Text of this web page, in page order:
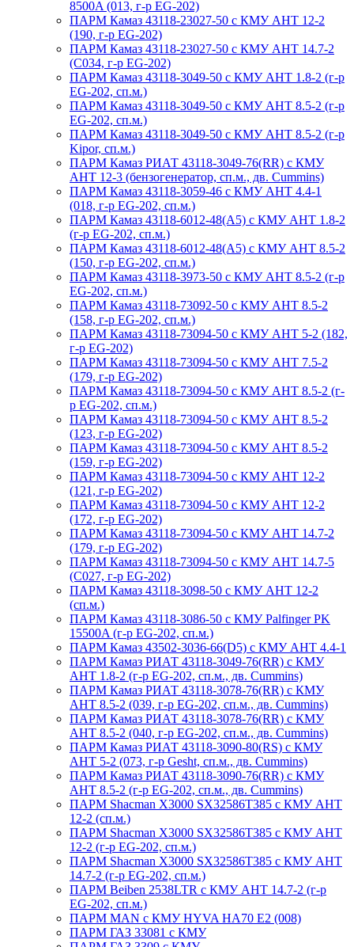
8500A (013, г-р EG-202)
ПАРМ Камаз 43118-23027-50 с КМУ АНТ 12-2
(190, г-р EG-202)
ПАРМ Камаз 43118-23027-50 с КМУ АНТ 14.7-2
(С034, г-р EG-202)
ПАРМ Камаз 43118-3049-50 с КМУ АНТ 1.8-2 (г-р
EG-202, сп.м.)
ПАРМ Камаз 43118-3049-50 с КМУ АНТ 8.5-2 (г-р
EG-202, сп.м.)
ПАРМ Камаз 43118-3049-50 с КМУ АНТ 8.5-2 (г-р
Kipor, сп.м.)
ПАРМ Камаз РИАТ 43118-3049-76(RR) с КМУ
АНТ 12-3 (бензогенератор, сп.м., дв. Cummins)
ПАРМ Камаз 43118-3059-46 с КМУ АНТ 4.4-1
(018, г-р EG-202, сп.м.)
ПАРМ Камаз 43118-6012-48(А5) с КМУ АНТ 1.8-2
(г-р EG-202, сп.м.)
ПАРМ Камаз 43118-6012-48(А5) с КМУ АНТ 8.5-2
(150, г-р EG-202, сп.м.)
ПАРМ Камаз 43118-3973-50 с КМУ АНТ 8.5-2 (г-р
EG-202, сп.м.)
ПАРМ Камаз 43118-73092-50 с КМУ АНТ 8.5-2
(158, г-р EG-202, сп.м.)
ПАРМ Камаз 43118-73094-50 с КМУ АНТ 5-2 (182,
г-р EG-202)
ПАРМ Камаз 43118-73094-50 с КМУ АНТ 7.5-2
(179, г-р EG-202)
ПАРМ Камаз 43118-73094-50 с КМУ АНТ 8.5-2 (г-
р EG-202, сп.м.)
ПАРМ Камаз 43118-73094-50 с КМУ АНТ 8.5-2
(123, г-р EG-202)
ПАРМ Камаз 43118-73094-50 с КМУ АНТ 8.5-2
(159, г-р EG-202)
ПАРМ Камаз 43118-73094-50 с КМУ АНТ 12-2
(121, г-р EG-202)
ПАРМ Камаз 43118-73094-50 с КМУ АНТ 12-2
(172, г-р EG-202)
ПАРМ Камаз 43118-73094-50 с КМУ АНТ 14.7-2
(179, г-р EG-202)
ПАРМ Камаз 43118-73094-50 с КМУ АНТ 14.7-5
(С027, г-р EG-202)
ПАРМ Камаз 43118-3098-50 с КМУ АНТ 12-2
(сп.м.)
ПАРМ Камаз 43118-3086-50 с КМУ Palfinger PK
15500A (г-р EG-202, сп.м.)
ПАРМ Камаз 43502-3036-66(D5) с КМУ АНТ 4.4-1
ПАРМ Камаз РИАТ 43118-3049-76(RR) с КМУ
АНТ 1.8-2 (г-р EG-202, сп.м., дв. Cummins)
ПАРМ Камаз РИАТ 43118-3078-76(RR) с КМУ
АНТ 8.5-2 (039, г-р EG-202, сп.м., дв. Cummins)
ПАРМ Камаз РИАТ 43118-3078-76(RR) с КМУ
АНТ 8.5-2 (040, г-р EG-202, сп.м., дв. Cummins)
ПАРМ Камаз РИАТ 43118-3090-80(RS) с КМУ
АНТ 5-2 (073, г-р Gesht, сп.м., дв. Cummins)
ПАРМ Камаз РИАТ 43118-3090-76(RR) с КМУ
АНТ 8.5-2 (г-р EG-202, сп.м., дв. Cummins)
ПАРМ Shacman X3000 SX32586T385 с КМУ АНТ
12-2 (сп.м.)
ПАРМ Shacman X3000 SX32586T385 с КМУ АНТ
12-2 (г-р EG-202, сп.м.)
ПАРМ Shacman X3000 SX32586T385 с КМУ АНТ
14.7-2 (г-р EG-202, сп.м.)
ПАРМ Beiben 2538LTR с КМУ АНТ 14.7-2 (г-р
EG-202, сп.м.)
ПАРМ MAN с КМУ HYVA HA70 E2 (008)
ПАРМ ГАЗ 33081 с КМУ